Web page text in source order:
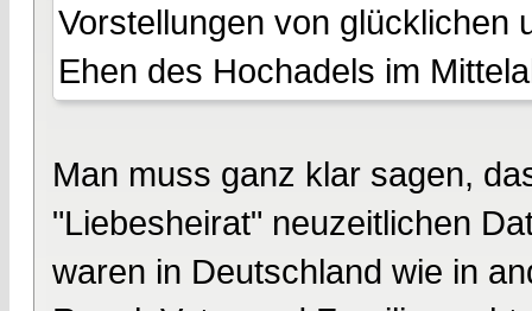
Vorstellungen von glücklichen
Ehen des Hochadels im
Man muss ganz klar sagen,
"Liebesheirat" neuzeitlichen
waren in Deutschland wie in